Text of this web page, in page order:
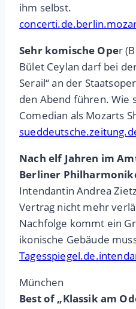
ihm selbst.
Sehr komische Oper
Bület Ceylan darf bei
Serail“ an der
den Abend führen. Wie
Comedian als Mozarts
Nach elf Jahren im
Berliner
Intendantin Andrea
Vertrag nicht mehr
Nachfolge kommt ein
ikonische Gebäude
München
Best of „Klassik am